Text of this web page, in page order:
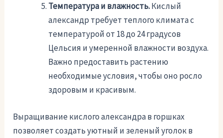
Температура и влажность.Кислый
александр требует теплого климата с
температурой от 18 до 24 градусов
Цельсия и умеренной влажности воздуха.
Важно предоставить растению
необходимые условия, чтобы оно росло
здоровым и красивым.
Выращивание кислого александра в горшках
позволяет создать уютный и зеленый уголок в